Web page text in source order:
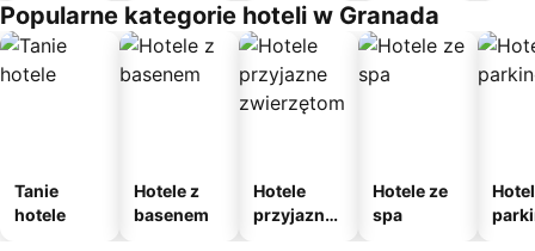
Popularne kategorie hoteli w Granada
Tanie
hotele
Hotele z
basenem
Hotele
przyjazne
Hotele ze
spa